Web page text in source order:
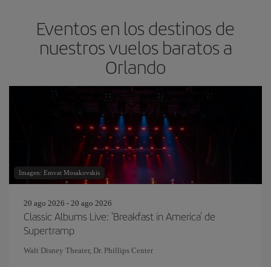
Eventos en los destinos de
nuestros vuelos baratos a
Orlando
Imagen: Emvat Mosakovskis
20 ago 2026 - 20 ago 2026
Classic Albums Live: 'Breakfast in America' de
Supertramp
Walt Disney Theater, Dr. Phillips Center